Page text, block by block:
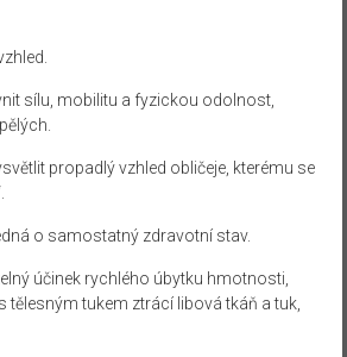
sílu, mobilitu a fyzickou odolnost,
propadlý vzhled obličeje, kterému se
o samostatný zdravotní stav.
účinek rychlého úbytku hmotnosti,
tělesným tukem ztrácí libová tkáň a tuk,